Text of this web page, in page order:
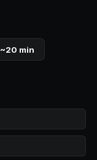
~20 min